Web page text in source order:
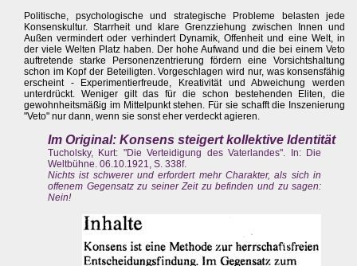
Politische, psychologische und strategische Probleme belasten jede
Konsenskultur. Starrheit und klare Grenzziehung zwischen Innen und
Außen vermindert oder verhindert Dynamik, Offenheit und eine Welt, in
der viele Welten Platz haben. Der hohe Aufwand und die bei einem Veto
auftretende starke Personenzentrierung fördern eine Vorsichtshaltung
schon im Kopf der Beteiligten. Vorgeschlagen wird nur, was konsensfähig
erscheint - Experimentierfreude, Kreativität und Abweichung werden
unterdrückt. Weniger gilt das für die schon bestehenden Eliten, die
gewohnheitsmäßig im Mittelpunkt stehen. Für sie schafft die Inszenierung
"Veto" nur dann, wenn sie sonst eher verdeckt agieren.
Im Original: Konsens steigert kollektive Identität
Tucholsky, Kurt: "Die Verteidigung des Vaterlandes". In: Die
Weltbühne. 06.10.1921, S. 338f.
Nichts ist schwerer und erfordert mehr Charakter, als sich in
offenem Gegensatz zu seiner Zeit zu befinden und zu sagen:
Nein!